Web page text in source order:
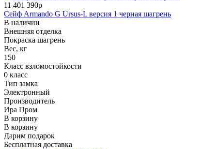
11 401 390р
Сейф Armando G Ursus-L версия 1 черная шагрень
В наличии
Внешняя отделка
Покраска шагрень
Вес, кг
150
Класс взломостойкости
0 класс
Тип замка
Электронный
Производитель
Ира Пром
В корзину
В корзину
Дарим подарок
Бесплатная доставка